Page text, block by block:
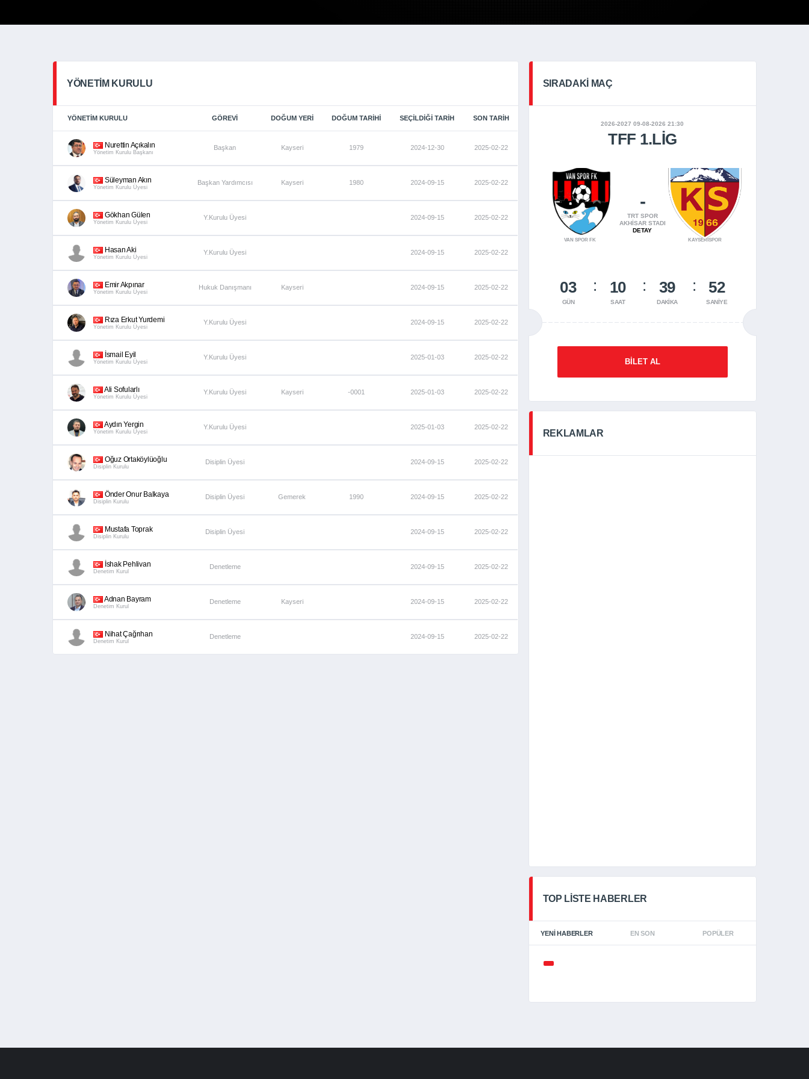
YÖNETIM KURULU
YÖNETIM KURULU GÖREVI DOĞUM YERI DOĞUM TARIHI SEÇILDIĞI TARIH SON TARIH
Nurettin Açıkalın
Yönetim Kurulu Başkanı
Başkan Kayseri 1979 2024-12-30 2025-02-22
Süleyman Akın
Yönetim Kurulu Üyesi
Başkan Yardımcısı Kayseri 1980 2024-09-15 2025-02-22
Gökhan Gülen
Yönetim Kurulu Üyesi
Y.Kurulu Üyesi 2024-09-15 2025-02-22
Hasan Aki
Yönetim Kurulu Üyesi
Y.Kurulu Üyesi 2024-09-15 2025-02-22
Emir Akpınar
Yönetim Kurulu Üyesi
Hukuk Danışmanı Kayseri 2024-09-15 2025-02-22
Rıza Erkut Yurdemi
Yönetim Kurulu Üyesi
Y.Kurulu Üyesi 2024-09-15 2025-02-22
İsmail Eyil
Yönetim Kurulu Üyesi
Y.Kurulu Üyesi 2025-01-03 2025-02-22
Ali Sofularlı
Yönetim Kurulu Üyesi
Y.Kurulu Üyesi Kayseri -0001 2025-01-03 2025-02-22
Aydın Yergin
Yönetim Kurulu Üyesi
Y.Kurulu Üyesi 2025-01-03 2025-02-22
Oğuz Ortaköylüoğlu
Disiplin Kurulu
Disiplin Üyesi 2024-09-15 2025-02-22
Önder Onur Balkaya
Disiplin Kurulu
Disiplin Üyesi Gemerek 1990 2024-09-15 2025-02-22
Mustafa Toprak
Disiplin Kurulu
Disiplin Üyesi 2024-09-15 2025-02-22
İshak Pehlivan
Denetim Kurul
Denetleme 2024-09-15 2025-02-22
Adnan Bayram
Denetim Kurul
Denetleme Kayseri 2024-09-15 2025-02-22
Nihat Çağrıhan
Denetim Kurul
Denetleme 2024-09-15 2025-02-22
SIRADAKI MAÇ
2026-2027 09-08-2026 21:30
TFF 1.LIG
VAN SPOR FK
-
TRT SPOR
AKHISAR STADI
DETAY
KAYSERİSPOR
03
GÜN
10
SAAT
39
DAKIKA
51
SANIYE
BILET AL
REKLAMLAR
TOP LISTE HABERLER
YENI HABERLER EN SON POPÜLER